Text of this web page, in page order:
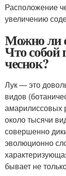
Расположение
увеличению
Можно ли
Что собой
чеснок?
Лук — это
видов
амарилиссовых
около тысячи
совершенно
эволюционно
бывает не